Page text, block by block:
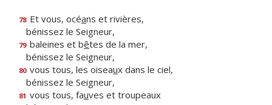
78 Et vous, océans et rivières,
bénissez le Seigneur,
79 baleines et bêtes de la mer,
bénissez le Seigneur,
80 vous tous, les oiseaux dans le ciel,
bénissez le Seigneur,
81 vous tous, fauves et troupeaux